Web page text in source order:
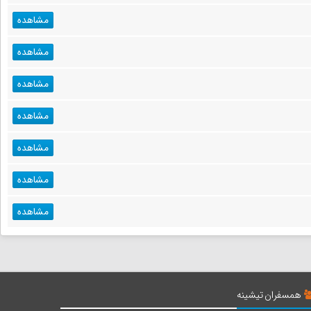
مشاهده
مشاهده
مشاهده
مشاهده
مشاهده
مشاهده
مشاهده
همسفران تیشینه